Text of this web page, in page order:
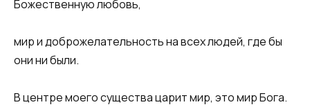
Божественную любовь,
мир и доброжелательность на всех людей, где бы
они ни были.
В центре моего существа царит мир, это мир Бога.